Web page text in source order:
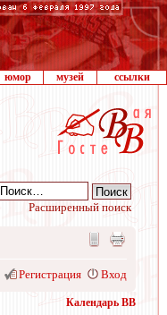
юмор музей ссылки
Расширенный поиск
Регистрация Вход
Календарь ВВ